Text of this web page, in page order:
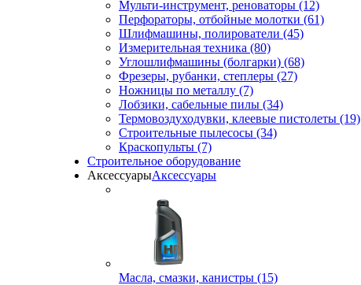
Мульти-инструмент, реноваторы (12)
Перфораторы, отбойные молотки (61)
Шлифмашины, полирователи (45)
Измерительная техника (80)
Углошлифмашины (болгарки) (68)
Фрезеры, рубанки, степлеры (27)
Ножницы по металлу (7)
Лобзики, сабельные пилы (34)
Термовоздуходувки, клеевые пистолеты (19)
Строительные пылесосы (34)
Краскопульты (7)
Строительное оборудование
АксессуарыАксессуары
Масла, смазки, канистры (15)